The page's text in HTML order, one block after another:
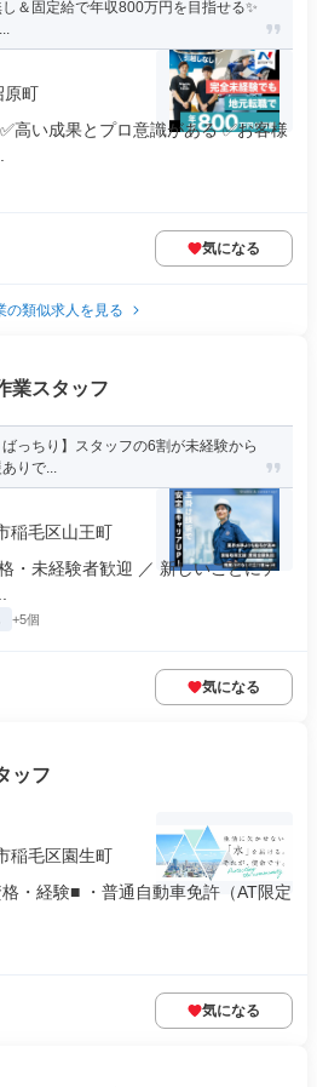
し＆固定給で年収800万円を目指せる✨
原町
高い成果とプロ意識がある ✅お客様
気になる
の類似求人を見る
業スタッフ
ばっちり】スタッフの6割が未経験から
りで...
稲毛区山王町
・未経験者歓迎 ／ 新しいことにチ
+5個
気になる
ッフ
稲毛区園生町
・経験■ ・普通自動車免許（AT限定
気になる